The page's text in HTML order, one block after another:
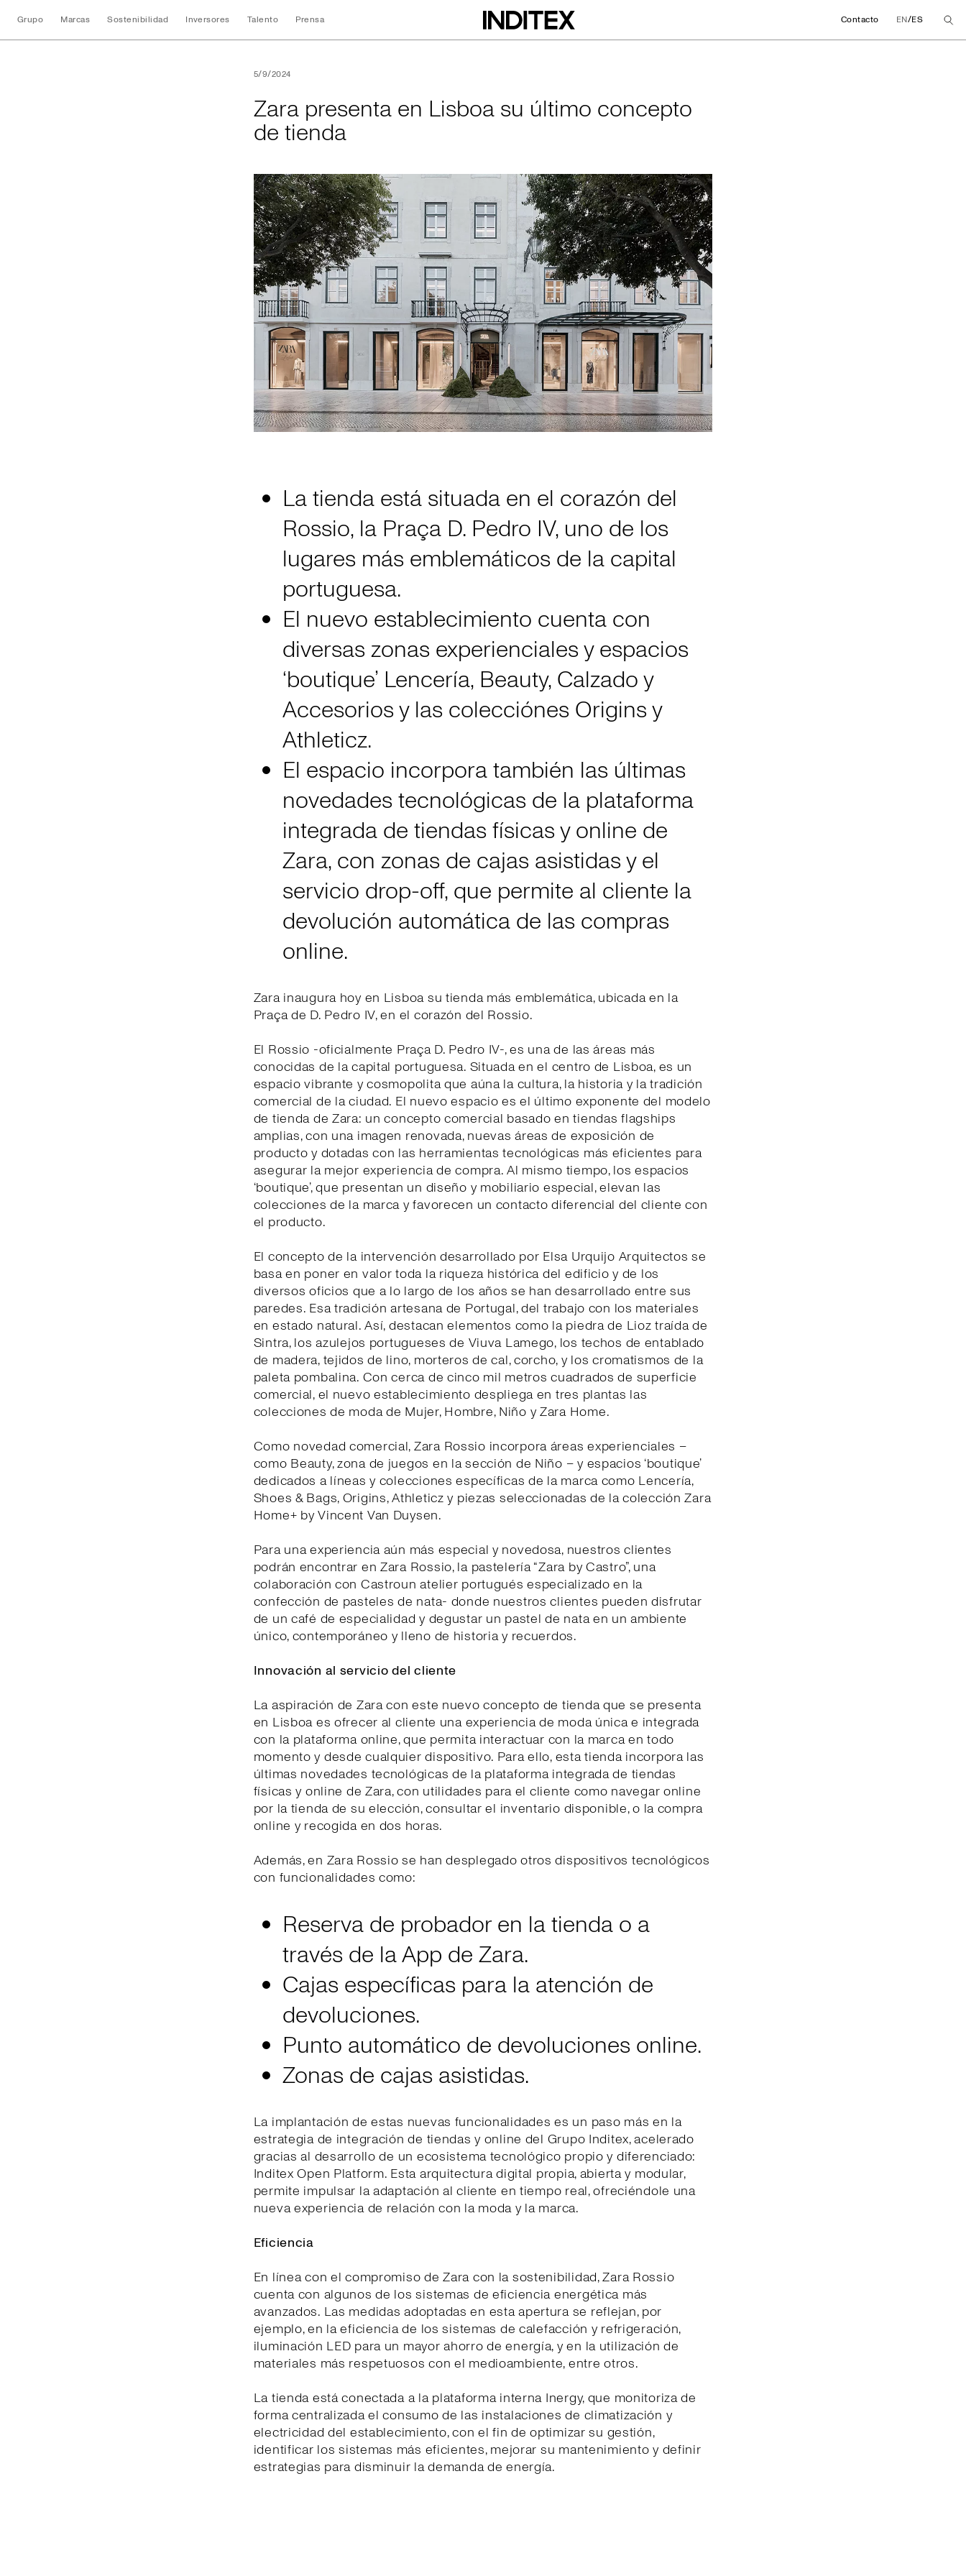
Grupo Marcas Sostenibilidad Inversores Talento Prensa Contacto EN/ES
Zara presenta en Lisboa su último concepto de tienda
5/9/2024
Zara presenta en Lisboa su último concepto
de tienda
La tienda está situada en el corazón del
Rossio, la Praça D. Pedro IV, uno de los
lugares más emblemáticos de la capital
portuguesa.
El nuevo establecimiento cuenta con
diversas zonas experienciales y espacios
‘boutique’ Lencería, Beauty, Calzado y
Accesorios y las colecciónes Origins y
Athleticz.
El espacio incorpora también las últimas
novedades tecnológicas de la plataforma
integrada de tiendas físicas y online de
Zara, con zonas de cajas asistidas y el
servicio drop-off, que permite al cliente la
devolución automática de las compras
online.
Zara inaugura hoy en Lisboa su tienda más emblemática, ubicada en la
Praça de D. Pedro IV, en el corazón del Rossio.
El Rossio -oficialmente Praça D. Pedro IV-, es una de las áreas más
conocidas de la capital portuguesa. Situada en el centro de Lisboa, es un
espacio vibrante y cosmopolita que aúna la cultura, la historia y la tradición
comercial de la ciudad. El nuevo espacio es el último exponente del modelo
de tienda de Zara: un concepto comercial basado en tiendas flagships
amplias, con una imagen renovada, nuevas áreas de exposición de
producto y dotadas con las herramientas tecnológicas más eficientes para
asegurar la mejor experiencia de compra. Al mismo tiempo, los espacios
‘boutique’, que presentan un diseño y mobiliario especial, elevan las
colecciones de la marca y favorecen un contacto diferencial del cliente con
el producto.
El concepto de la intervención desarrollado por Elsa Urquijo Arquitectos se
basa en poner en valor toda la riqueza histórica del edificio y de los
diversos oficios que a lo largo de los años se han desarrollado entre sus
paredes. Esa tradición artesana de Portugal, del trabajo con los materiales
en estado natural. Así, destacan elementos como la piedra de Lioz traída de
Sintra, los azulejos portugueses de Viuva Lamego, los techos de entablado
de madera, tejidos de lino, morteros de cal, corcho, y los cromatismos de la
paleta pombalina. Con cerca de cinco mil metros cuadrados de superficie
comercial, el nuevo establecimiento despliega en tres plantas las
colecciones de moda de Mujer, Hombre, Niño y Zara Home.
Como novedad comercial, Zara Rossio incorpora áreas experienciales –
como Beauty, zona de juegos en la sección de Niño – y espacios ‘boutique’
dedicados a líneas y colecciones específicas de la marca como Lencería,
Shoes & Bags, Origins, Athleticz y piezas seleccionadas de la colección Zara
Home+ by Vincent Van Duysen.
Para una experiencia aún más especial y novedosa, nuestros clientes
podrán encontrar en Zara Rossio, la pastelería “Zara by Castro”, una
colaboración con Castroun atelier portugués especializado en la
confección de pasteles de nata- donde nuestros clientes pueden disfrutar
de un café de especialidad y degustar un pastel de nata en un ambiente
único, contemporáneo y lleno de historia y recuerdos.
Innovación al servicio del cliente
La aspiración de Zara con este nuevo concepto de tienda que se presenta
en Lisboa es ofrecer al cliente una experiencia de moda única e integrada
con la plataforma online, que permita interactuar con la marca en todo
momento y desde cualquier dispositivo. Para ello, esta tienda incorpora las
últimas novedades tecnológicas de la plataforma integrada de tiendas
físicas y online de Zara, con utilidades para el cliente como navegar online
por la tienda de su elección, consultar el inventario disponible, o la compra
online y recogida en dos horas.
Además, en Zara Rossio se han desplegado otros dispositivos tecnológicos
con funcionalidades como:
Reserva de probador en la tienda o a
través de la App de Zara.
Cajas específicas para la atención de
devoluciones.
Punto automático de devoluciones online.
Zonas de cajas asistidas.
La implantación de estas nuevas funcionalidades es un paso más en la
estrategia de integración de tiendas y online del Grupo Inditex, acelerado
gracias al desarrollo de un ecosistema tecnológico propio y diferenciado:
Inditex Open Platform. Esta arquitectura digital propia, abierta y modular,
permite impulsar la adaptación al cliente en tiempo real, ofreciéndole una
nueva experiencia de relación con la moda y la marca.
Eficiencia
En línea con el compromiso de Zara con la sostenibilidad, Zara Rossio
cuenta con algunos de los sistemas de eficiencia energética más
avanzados. Las medidas adoptadas en esta apertura se reflejan, por
ejemplo, en la eficiencia de los sistemas de calefacción y refrigeración,
iluminación LED para un mayor ahorro de energía, y en la utilización de
materiales más respetuosos con el medioambiente, entre otros.
La tienda está conectada a la plataforma interna Inergy, que monitoriza de
forma centralizada el consumo de las instalaciones de climatización y
electricidad del establecimiento, con el fin de optimizar su gestión,
identificar los sistemas más eficientes, mejorar su mantenimiento y definir
estrategias para disminuir la demanda de energía.